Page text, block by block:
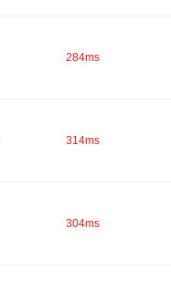
284ms
314ms
304ms